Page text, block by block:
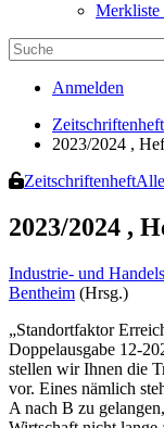
Merkliste
Anmelden
Zeitschriftenheft
2023/2024 ,
Zeitschriftenheft
2023/2024 ,
Industrie- und
Bentheim (Hrsg.)
„Standortfaktor
Doppelausgabe 12-
stellen wir Ihnen die
vor. Eines nämlich
A nach B zu